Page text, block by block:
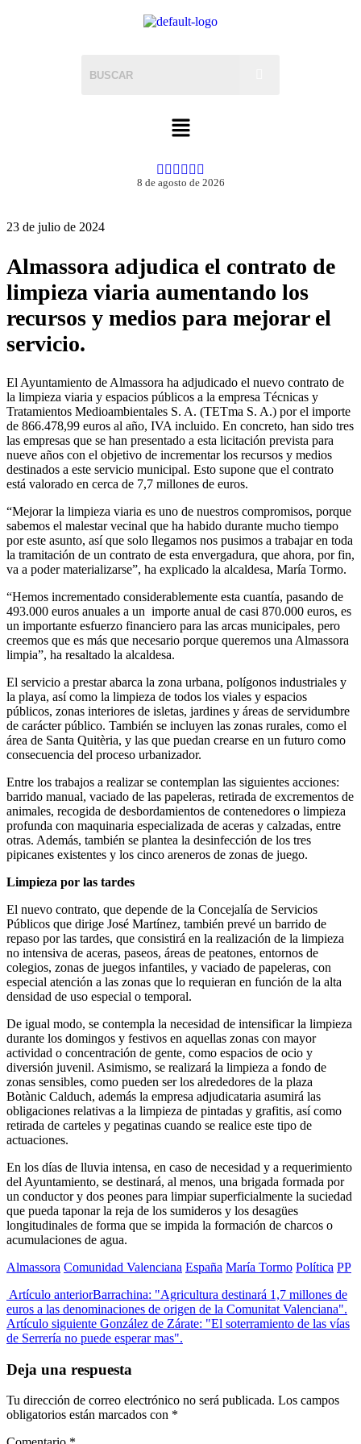
8 de agosto de 2026
23 de julio de 2024
Almassora adjudica el contrato de
limpieza viaria aumentando los
recursos y medios para mejorar el
servicio.
El Ayuntamiento de Almassora ha adjudicado el nuevo contrato de
la limpieza viaria y espacios públicos a la empresa Técnicas y
Tratamientos Medioambientales S. A. (TETma S. A.) por el importe
de 866.478,99 euros al año, IVA incluido. En concreto, han sido tres
las empresas que se han presentado a esta licitación prevista para
nueve años con el objetivo de incrementar los recursos y medios
destinados a este servicio municipal. Esto supone que el contrato
está valorado en cerca de 7,7 millones de euros.
“Mejorar la limpieza viaria es uno de nuestros compromisos, porque
sabemos el malestar vecinal que ha habido durante mucho tiempo
por este asunto, así que solo llegamos nos pusimos a trabajar en toda
la tramitación de un contrato de esta envergadura, que ahora, por fin,
va a poder materializarse”, ha explicado la alcaldesa, María Tormo.
“Hemos incrementado considerablemente esta cuantía, pasando de
493.000 euros anuales a un importe anual de casi 870.000 euros, es
un importante esfuerzo financiero para las arcas municipales, pero
creemos que es más que necesario porque queremos una Almassora
limpia”, ha resaltado la alcaldesa.
El servicio a prestar abarca la zona urbana, polígonos industriales y
la playa, así como la limpieza de todos los viales y espacios
públicos, zonas interiores de isletas, jardines y áreas de servidumbre
de carácter público. También se incluyen las zonas rurales, como el
área de Santa Quitèria, y las que puedan crearse en un futuro como
consecuencia del proceso urbanizador.
Entre los trabajos a realizar se contemplan las siguientes acciones:
barrido manual, vaciado de las papeleras, retirada de excrementos de
animales, recogida de desbordamientos de contenedores o limpieza
profunda con maquinaria especializada de aceras y calzadas, entre
otras. Además, también se plantea la desinfección de los tres
pipicanes existentes y los cinco areneros de zonas de juego.
Limpieza por las tardes
El nuevo contrato, que depende de la Concejalía de Servicios
Públicos que dirige José Martínez, también prevé un barrido de
repaso por las tardes, que consistirá en la realización de la limpieza
no intensiva de aceras, paseos, áreas de peatones, entornos de
colegios, zonas de juegos infantiles, y vaciado de papeleras, con
especial atención a las zonas que lo requieran en función de la alta
densidad de uso especial o temporal.
De igual modo, se contempla la necesidad de intensificar la limpieza
durante los domingos y festivos en aquellas zonas con mayor
actividad o concentración de gente, como espacios de ocio y
diversión juvenil. Asimismo, se realizará la limpieza a fondo de
zonas sensibles, como pueden ser los alrededores de la plaza
Botànic Calduch, además la empresa adjudicataria asumirá las
obligaciones relativas a la limpieza de pintadas y grafitis, así como
retirada de carteles y pegatinas cuando se realice este tipo de
actuaciones.
En los días de lluvia intensa, en caso de necesidad y a requerimiento
del Ayuntamiento, se destinará, al menos, una brigada formada por
un conductor y dos peones para limpiar superficialmente la suciedad
que pueda taponar la reja de los sumideros y los desagües
longitudinales de forma que se impida la formación de charcos o
acumulaciones de agua.
Almassora Comunidad Valenciana España María Tormo Política PP
Artículo anteriorBarrachina: "Agricultura destinará 1,7 millones de
euros a las denominaciones de origen de la Comunitat Valenciana".
Artículo siguiente González de Zárate: "El soterramiento de las vías
de Serrería no puede esperar mas".
Deja una respuesta
Tu dirección de correo electrónico no será publicada. Los campos
obligatorios están marcados con *